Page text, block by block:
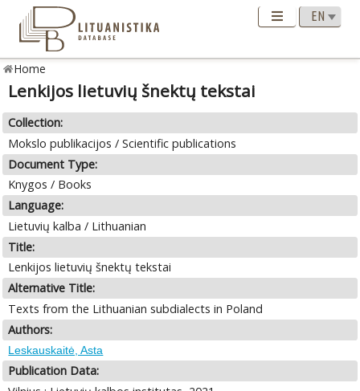
Home
Lenkijos lietuvių šnektų tekstai
Collection:
Mokslo publikacijos / Scientific publications
Document Type:
Knygos / Books
Language:
Lietuvių kalba / Lithuanian
Title:
Lenkijos lietuvių šnektų tekstai
Alternative Title:
Texts from the Lithuanian subdialects in Poland
Authors:
Leskauskaitė, Asta
Publication Data: